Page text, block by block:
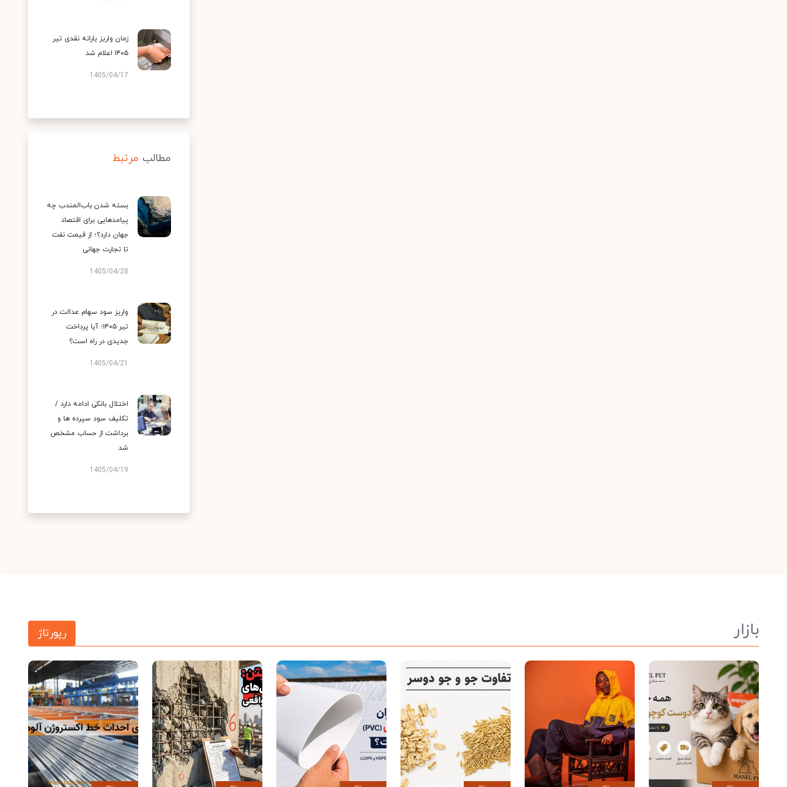
زمان واریز یارانه نقدی تیر
۱۴۰۵ اعلام شد
1405/04/17
مطالب مرتبط
بسته شدن باب‌المندب چه
پیامدهایی برای اقتصاد
جهان دارد؟؛ از قیمت نفت
تا تجارت جهانی
1405/04/28
واریز سود سهام عدالت در
تیر ۱۴۰۵؛ آیا پرداخت
جدیدی در راه است؟
1405/04/21
اختلال بانکی ادامه دارد /
تکلیف سود سپرده ها و
برداشت از حساب مشخص
شد
1405/04/19
بازار رپورتاژ